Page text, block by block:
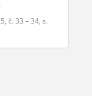
č. 33 – 34, s.